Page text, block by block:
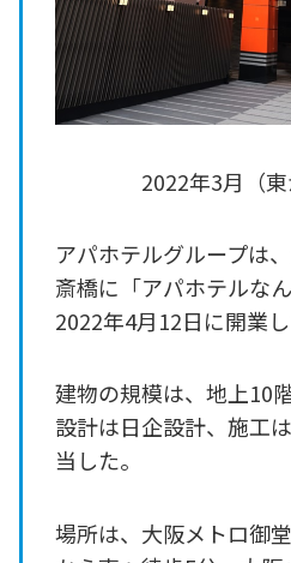
2022年3月（東
アパホテルグループは
斎橋に「アパホテルな
2022年4月12日に開業し
建物の規模は、地上10
設計は日企設計、施工
当した。
場所は、大阪メトロ御